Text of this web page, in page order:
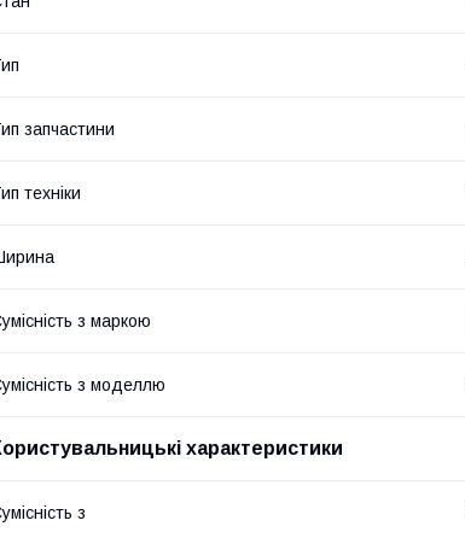
запчастини
техніки
з маркою
з моделлю
характеристики
з